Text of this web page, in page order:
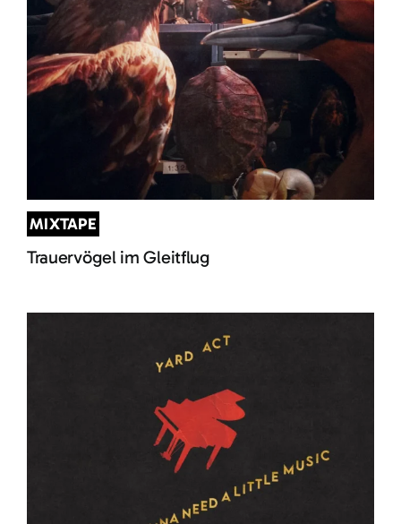
MIXTAPE
Trauervögel im Gleitflug